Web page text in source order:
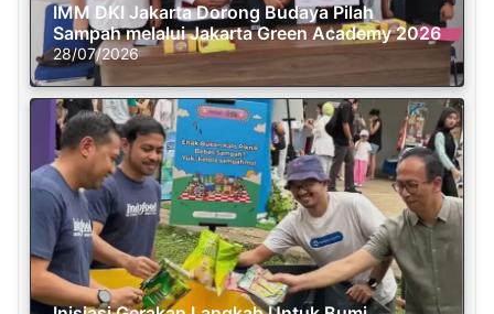
IMM DKI Jakarta Dorong Budaya Pilah
Sampah melalui Jakarta Green Academy 2026
28/07/2026